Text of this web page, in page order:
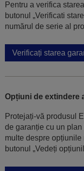
Pentru a verifica
butonul „Verificati
numărul de serie al
Verificați starea
Opțiuni de extindere
Protejați-vă produsul
de garanție cu un
multe despre
butonul „Vedeți